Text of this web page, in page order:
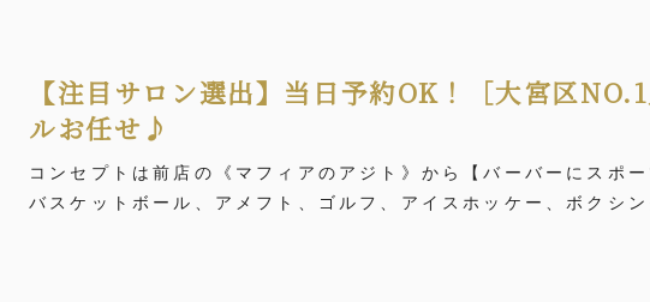
【注目サロン選出】当日予約OK！［大宮区
ルお任せ♪
コンセプトは前店の《マフィアのアジト》から【バーバーにスポ
バスケットボール、アメフト、ゴルフ、アイスホッケー、ボクシ